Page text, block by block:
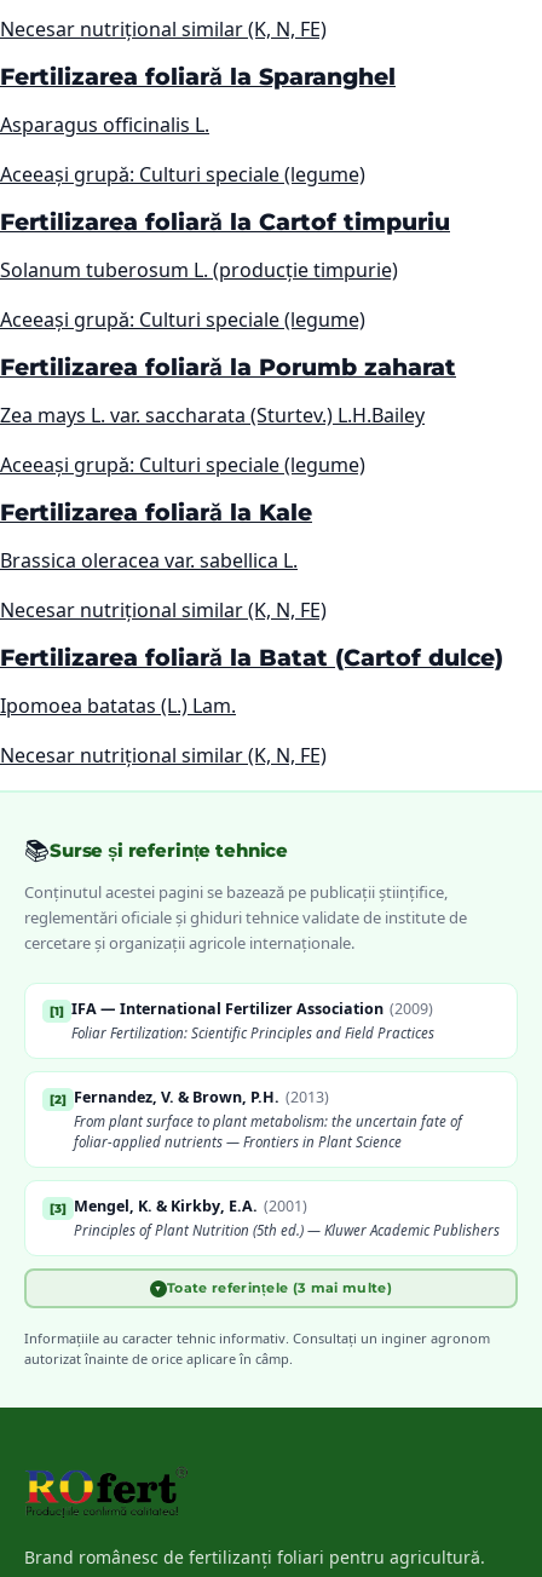
Necesar nutrițional similar (K, N, FE)
Fertilizarea foliară la Sparanghel
Asparagus officinalis L.
Aceeași grupă: Culturi speciale (legume)
Fertilizarea foliară la Cartof timpuriu
Solanum tuberosum L. (producție timpurie)
Aceeași grupă: Culturi speciale (legume)
Fertilizarea foliară la Porumb zaharat
Zea mays L. var. saccharata (Sturtev.) L.H.Bailey
Aceeași grupă: Culturi speciale (legume)
Fertilizarea foliară la Kale
Brassica oleracea var. sabellica L.
Necesar nutrițional similar (K, N, FE)
Fertilizarea foliară la Batat (Cartof dulce)
Ipomoea batatas (L.) Lam.
Necesar nutrițional similar (K, N, FE)
📚Surse și referințe tehnice
Conținutul acestei pagini se bazează pe publicații științifice,
reglementări oficiale și ghiduri tehnice validate de institute de
cercetare și organizații agricole internaționale.
[1] IFA — International Fertilizer Association (2009)
Foliar Fertilization: Scientific Principles and Field Practices
[2] Fernandez, V. & Brown, P.H. (2013)
From plant surface to plant metabolism: the uncertain fate of
foliar-applied nutrients — Frontiers in Plant Science
[3] Mengel, K. & Kirkby, E.A. (2001)
Principles of Plant Nutrition (5th ed.) — Kluwer Academic Publishers
2006)
Management
[5] INCDA Fundulea
[6] Marschner, H.
▼ Toate referințele (3 mai multe)
Informațiile au caracter tehnic informativ. Consultați un inginer agronom
autorizat înainte de orice aplicare în câmp.
Brand românesc de fertilizanți foliari pentru agricultură.